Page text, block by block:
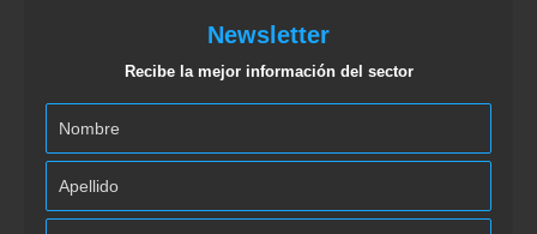
Newsletter
Recibe la mejor información del sector